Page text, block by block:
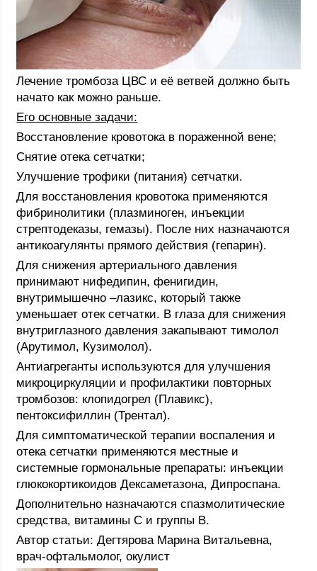
Лечение тромбоза ЦВС и её ветвей должно быть
начато как можно раньше.
Его основные задачи:
Восстановление кровотока в пораженной вене;
Снятие отека сетчатки;
Улучшение трофики (питания) сетчатки.
Для восстановления кровотока применяются
фибринолитики (плазминоген, инъекции
стрептодеказы, гемазы). После них назначаются
антикоагулянты прямого действия (гепарин).
Для снижения артериального давления
принимают нифедипин, фенигидин,
внутримышечно –лазикс, который также
уменьшает отек сетчатки. В глаза для снижения
внутриглазного давления закапывают тимолол
(Арутимол, Кузимолол).
Антиагреганты используются для улучшения
микроциркуляции и профилактики повторных
тромбозов: клопидогрел (Плавикс),
пентоксифиллин (Трентал).
Для симптоматической терапии воспаления и
отека сетчатки применяются местные и
системные гормональные препараты: инъекции
глюкокортикоидов Дексаметазона, Дипроспана.
Дополнительно назначаются спазмолитические
средства, витамины С и группы В.
Автор статьи: Дегтярова Марина Витальевна,
врач-офтальмолог, окулист